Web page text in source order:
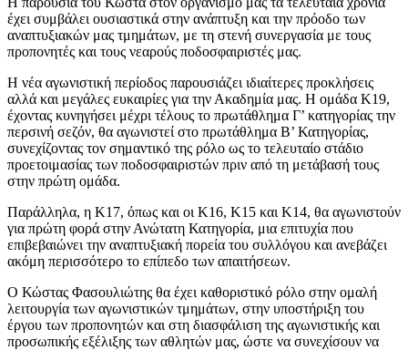
έχει συμβάλει ουσιαστικά στην ανάπτυξη και την πρόοδο των
αναπτυξιακών μας τμημάτων, με τη στενή συνεργασία με τους
προπονητές και τους νεαρούς ποδοσφαιριστές μας.
Η νέα αγωνιστική περίοδος παρουσιάζει ιδιαίτερες προκλήσεις
αλλά και μεγάλες ευκαιρίες για την Ακαδημία μας. Η ομάδα Κ19,
έχοντας κυνηγήσει μέχρι τέλους το πρωτάθλημα Γ’ κατηγορίας την
περσινή σεζόν, θα αγωνιστεί στο πρωτάθλημα Β’ Κατηγορίας,
συνεχίζοντας τον σημαντικό της ρόλο ως το τελευταίο στάδιο
προετοιμασίας των ποδοσφαιριστών πριν από τη μετάβασή τους
στην πρώτη ομάδα.
Παράλληλα, η Κ17, όπως και οι Κ16, Κ15 και Κ14, θα αγωνιστούν
για πρώτη φορά στην Ανώτατη Κατηγορία, μια επιτυχία που
επιβεβαιώνει την αναπτυξιακή πορεία του συλλόγου και ανεβάζει
ακόμη περισσότερο το επίπεδο των απαιτήσεων.
Ο Κώστας Φασουλιώτης θα έχει καθοριστικό ρόλο στην ομαλή
λειτουργία των αγωνιστικών τμημάτων, στην υποστήριξη του
έργου των προπονητών και στη διασφάλιση της αγωνιστικής και
προσωπικής εξέλιξης των αθλητών μας, ώστε να συνεχίσουν να